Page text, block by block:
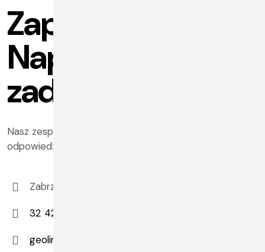
Zapraszamy.
Napisz lub
zadzwoń do nas.
Nasz zespół ekspertów będzie w stanie
odpowiedzieć na każde Twoje pytanie. Zapraszamy.
Zabrze: ul. Słowackiego 2A | Toruń: ul. Płocka 3
32 428 11 30
geoline@geoline.pl